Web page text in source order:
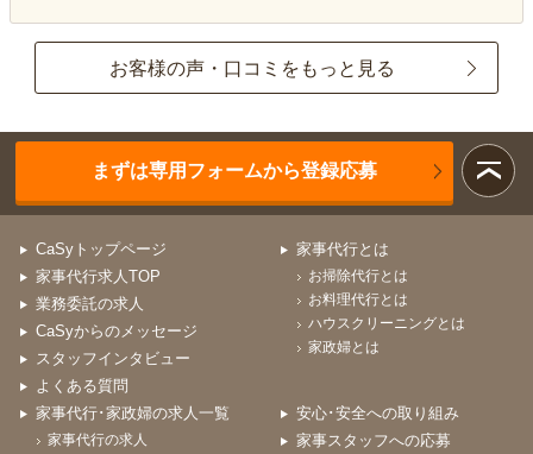
お客様の声・口コミをもっと見る
まずは専用フォームから登録応募
CaSyトップページ
家事代行求人TOP
業務委託の求人
CaSyからのメッセージ
スタッフインタビュー
よくある質問
家事代行とは
お掃除代行とは
お料理代行とは
ハウスクリーニングとは
家政婦とは
家事代行･家政婦の求人一覧
家事代行の求人
安心･安全への取り組み
家事スタッフへの応募